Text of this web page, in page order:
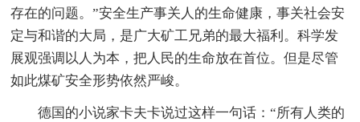
存在的问题。”安全生产事关人的生命健康，事关社会安
定与和谐的大局，是广大矿工兄弟的最大福利。科学发
展观强调以人为本，把人民的生命放在首位。但是尽管
如此煤矿安全形势依然严峻。
德国的小说家卡夫卡说过这样一句话：“所有人类的